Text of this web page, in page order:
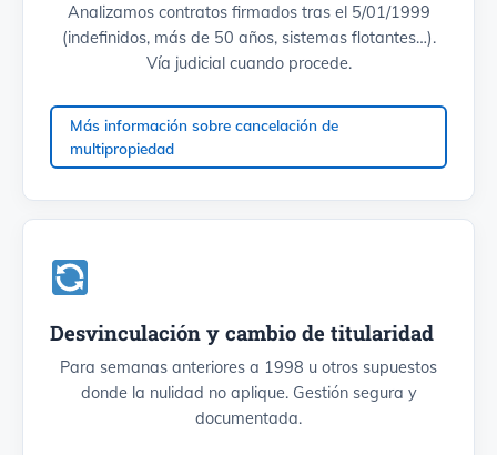
Analizamos contratos firmados tras el 5/01/1999
(indefinidos, más de 50 años, sistemas flotantes…).
Vía judicial cuando procede.
Más información sobre cancelación de
multipropiedad
Desvinculación y cambio de titularidad
Para semanas anteriores a 1998 u otros supuestos
donde la nulidad no aplique. Gestión segura y
documentada.